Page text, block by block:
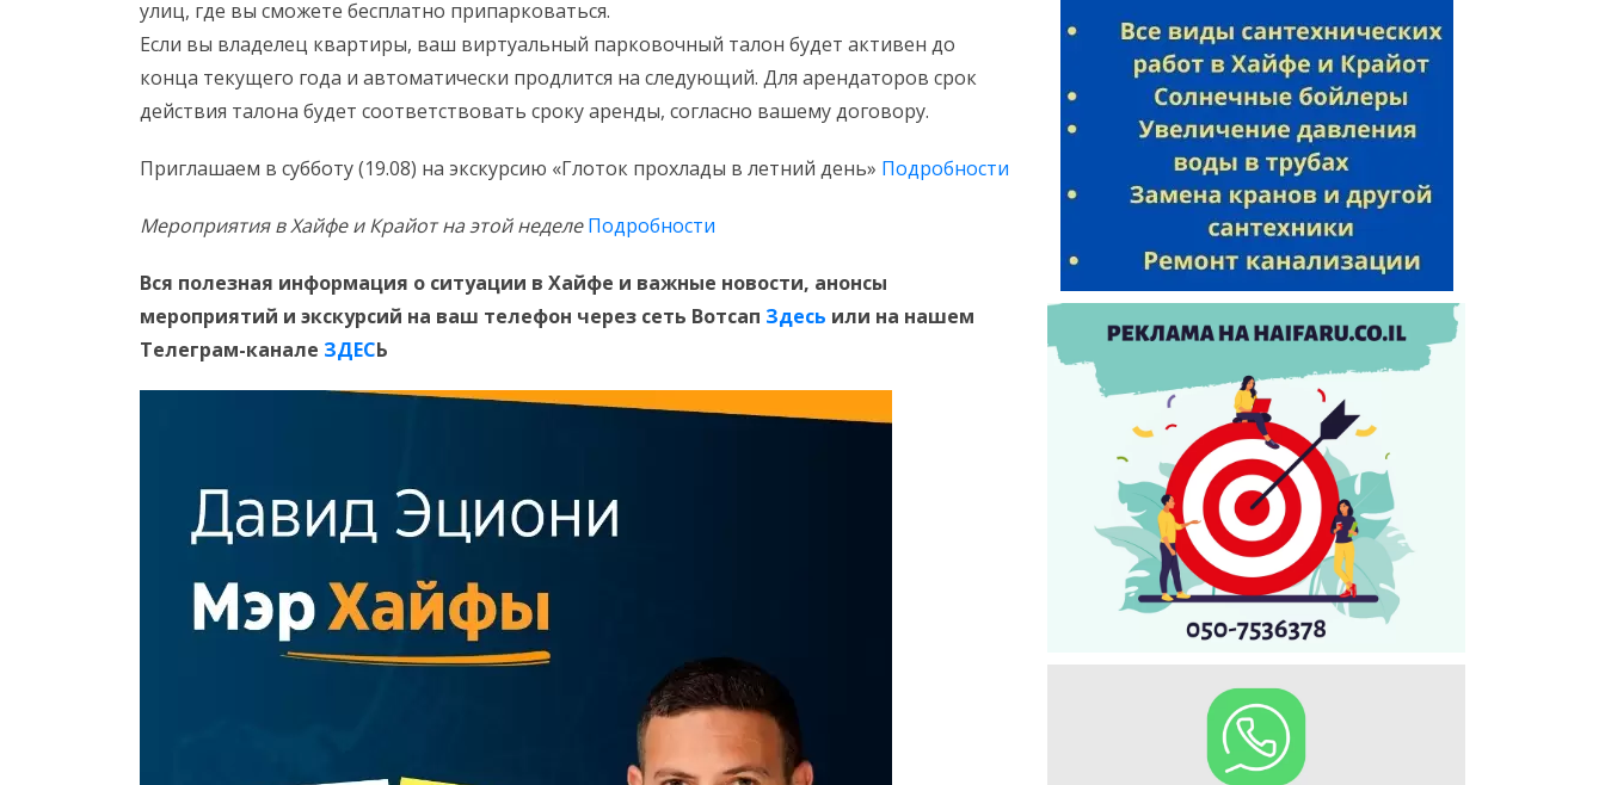
улиц, где вы сможете бесплатно припарковаться.
Если вы владелец квартиры, ваш виртуальный парковочный талон будет активен до
конца текущего года и автоматически продлится на следующий. Для арендаторов срок
действия талона будет соответствовать сроку аренды, согласно вашему договору.
Приглашаем в субботу (19.08) на экскурсию «Глоток прохлады в летний день» Подробности
Мероприятия в Хайфе и Крайот на этой неделе Подробности
Вся полезная информация о ситуации в Хайфе и важные новости, анонсы
мероприятий и экскурсий на ваш телефон через сеть Вотсап Здесь или на нашем
Телеграм-канале ЗДЕСЬ